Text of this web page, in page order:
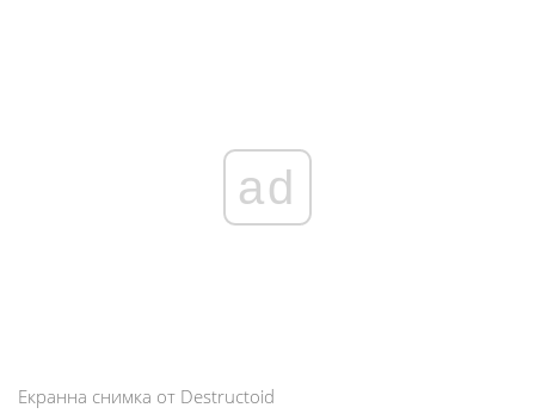
ad
Екранна снимка от Destructoid